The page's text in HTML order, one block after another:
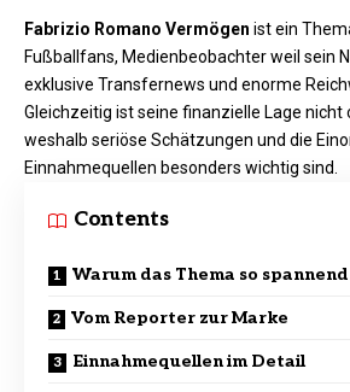
Fabrizio Romano Vermögen ist ein
Fußballfans, Medienbeobachter weil sein
exklusive Transfernews und enorme
Gleichzeitig ist seine finanzielle Lage
weshalb seriöse Schätzungen und die
Einnahmequellen besonders wichtig sind.
Contents
Warum das Thema so
Vom Reporter zur Marke
Einnahmequellen im Detail